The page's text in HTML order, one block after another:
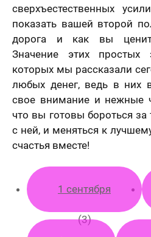
сверхъестественных
показать вашей второй
дорога и как вы
Значение этих простых
которых мы рассказали
любых денег, ведь в них
свое внимание и нежные
что вы готовы бороться
с ней, и меняться к
счастья вместе!
1 сентября
(3)
Ваш номер телефона
свои данные, я соглашаюсь
Нажимая кнопку
согласие на обработку
данных, в соответствии с
от 27.07.2006 года №152-
данных», на условиях и
На свадьбу
В течение
недели
В течение 1-3
недель
месяца
2 лица
50 х 70 см
кнопку
и
свои
я
с
кнопку
я даю
на
моих
с
Имя*
Ваш номер телефона*
Оставить